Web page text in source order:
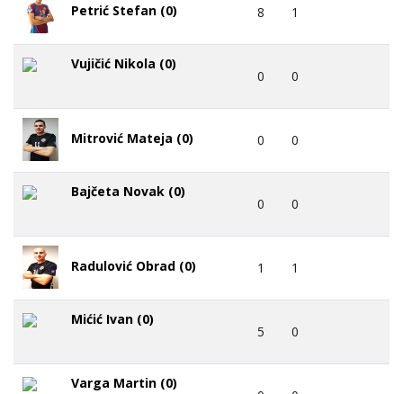
Petrić Stefan (0) 8 1
Vujičić Nikola (0)
0 0
Mitrović Mateja (0) 0 0
Bajčeta Novak (0)
0 0
Radulović Obrad (0) 1 1
Mićić Ivan (0)
5 0
Varga Martin (0)